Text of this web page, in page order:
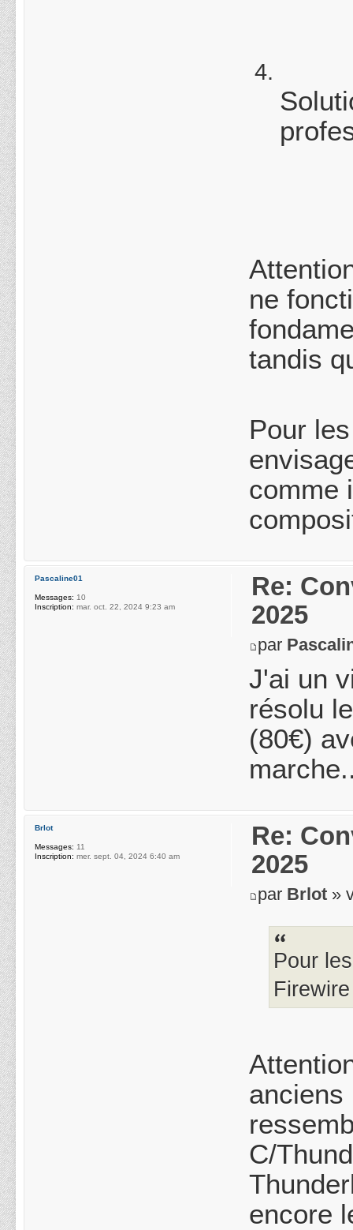
ne
tandis
Pour
comme
Re:
2025
par
J'ai un
résolu
(80€)
Pascaline01
Messages: 10
Inscription: mar. oct. 22, 2024 9:23 am
Re:
2025
par Brlot »
Pour
anciens
C/
encore
Brlot
Messages: 11
Inscription: mer. sept. 04, 2024 6:40 am